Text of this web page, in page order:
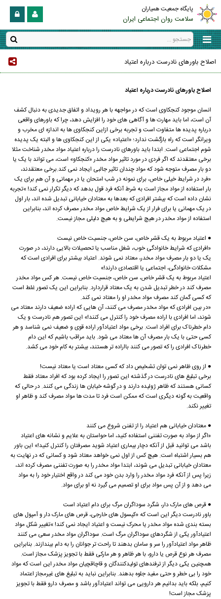
پایگاه جمعیت همیاران
سلامت روان اجتماعی ایران
اصلاح باورهای نادرست درباره اعتیاد
اصلاح باورهای نادرست درباره اعتیاد
انسان موجود کنجکاوی است که در مواجهه با هر رویداد و اتفاق جدیدی به دنبال کشف
آن است، اما باید مهارت ها و آگاهی های خود را افزایش دهد، چرا که باورهای واقعی
درباره پدیده ها متفاوت است و تجربه برخی ازاین کنجکاوی ها به اندازه ای مخرب و
ویرانگر است که راه بازگشت ندارد؛ «اعتیاد» یکی از این کنجکاوی ها و البته یک پدیده
شوم اجتماعی است. ابتدا باید باورهای نادرست را درباره اعتیاد مواد مخدر شناخت مثلا
برخی معتقدند که اگر فردی در مورد تاثیر مواد مخدر «کنجکاو» است، می تواند با یک یا
دو بار مصرف متوجه شود که مواد چندان تاثیر جالبی ایجاد نمی کند.برخی معتقدند،
«فرد در شرایط خیلی خاص، برای نمونه در شب امتحان یا در مهمانی و آن هم برای یک
بار استفاده از مواد مجاز است به شرط آنکه فرد قول بدهد که دیگر تکرار نمی کند! »تجربه
نشان داده است که بیشتر افرادی که بعدها به معتادان خیابانی تبدیل شده اند، بار اول
در یک مهمانی یا برای فرار از یک شرایط خاص مواد مخدر مصرف کرده اند، بنابراین
استفاده از مواد مخدر در هیچ شرایطی و به هیچ دلیلی مجاز نیست.
● اعتیاد مربوط به یک قشر خاص، سن خاص، جنسیت خاص نیست
«افرادی که شرایط خانوادگی خوب، شغل مناسب یا تحصیلات بالایی دارند، در صورت
یک یا دو بار مصرف مواد مخدر، معتاد نمی شوند. اعتیاد بیشتر برای افرادی است که
مشکلات خانوادگی، اجتماعی یا اقتصادی دارند!»
اعتیاد مربوط به یک قشر خاص، سن خاص، جنسیت خاص نیست. هر کس مواد مخدر
مصرف کند در خطر تبدیل شدن به یک معتاد قراردارد. بنابراین این یک تصور غلط است
که کسی گمان کند مصرف مواد مخدر او را معتاد نمی کند.
«در بین افرادی که مواد مخدر مصرف می کنند، آن هایی که اراده ضعیف دارند معتاد می
شوند، اما افرادی با اراده مصرف خود را کنترل می کنند!» این تصور هم نادرست و یک
دام خطرناک برای افراد است. برخی مواد اعتیادآور اراده قوی و ضعیف نمی شناسد و هر
کسی حتی با یک بار مصرف آن ها معتاد می شود. باید مراقب باشیم که این دام
خطرناک افرادی را که تصور می کنند بااراده تر هستند، بیشتر به کام خود می کشد.
● از روی ظاهر نمی توان تشخیص داد که کسی معتاد است یا معتاد نیست!
برخی تبلیغ های نادرست در گذشته این تصور را ایجاد کرده بود که افراد معتاد فقط
کسانی هستند که ظاهر ژولیده دارند و در گوشه خیابان ها زندگی می کنند. در حالی که
واقعیت به گونه دیگری است که ممکن است فرد تا مدت ها مواد مصرف کند و ظاهر او
تغییر نکند.
● معتادان خیابانی هم اعتیاد را از تفنن شروع می کنند
«اگر از مواد به صورت تفننی استفاده کنید، اما حواستان به علایم و نشانه های اعتیاد
باشد می توانید قبل از آنکه دچار بیماری اعتیاد شوید مصرفتان را کنترل کنید!» این باور
هم بسیار اشتباه است. هیچ کس از اول نمی خواهد معتاد شود و کسانی که در نهایت به
معتادان خیابانی تبدیل می شوند، ابتدا مواد مخدر را به صورت تفننی مصرف کرده اند،
زیرا پس از آنکه فرد مواد مخدر را وارد بدن خود می کند در واقع اختیار خود را به مواد
می دهد و از آن پس مواد برای او تصمیم می گیرد نه او برای مواد.
● قرص های مارک دار، شگرد سوداگران مرگ برای دام اعتیاد است
باور نادرست دیگر این است که «کپسول های خارجی، قرص های مارک دار و آمپول های
بسته بندی شده مواد مخدر یا محرک نیست و اعتیاد ایجاد نمی کند! »تغییر شکل مواد
اعتیادآور یکی از شگردهای سوداگران مرگ است. سوداگران مواد مخدر سعی می کنند
ظاهر مواد اعتیادآور را سر و سامان بدهند تا راحت تر جوانان را به دام بیندازند. بنابراین
مصرف هر نوع قرص یا دارو، با هر ظاهر و هر مارکی فقط با تجویز پزشک مجاز است.
همچنین یکی دیگر از ترفندهای تولیدکنندگان و قاچاقچیان مواد مخدر این است که مواد
خود را بی خطر و حتی مفید جلوه بدهند. بنابراین نباید به تبلیغ های غیرمجاز اعتماد
کنیم، بلکه باید بدانیم هر دارویی می تواند اعتیادآور باشد و مصرف دارو فقط با تجویز
پزشک مجاز است!